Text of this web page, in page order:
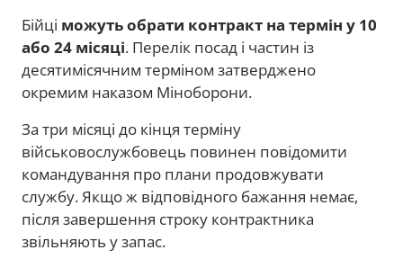
Бійці можуть обрати контракт на термін у 10
або 24 місяці. Перелік посад і частин із
десятимісячним терміном затверджено
окремим наказом Міноборони.
За три місяці до кінця терміну
військовослужбовець повинен повідомити
командування про плани продовжувати
службу. Якщо ж відповідного бажання немає,
після завершення строку контрактника
звільняють у запас.